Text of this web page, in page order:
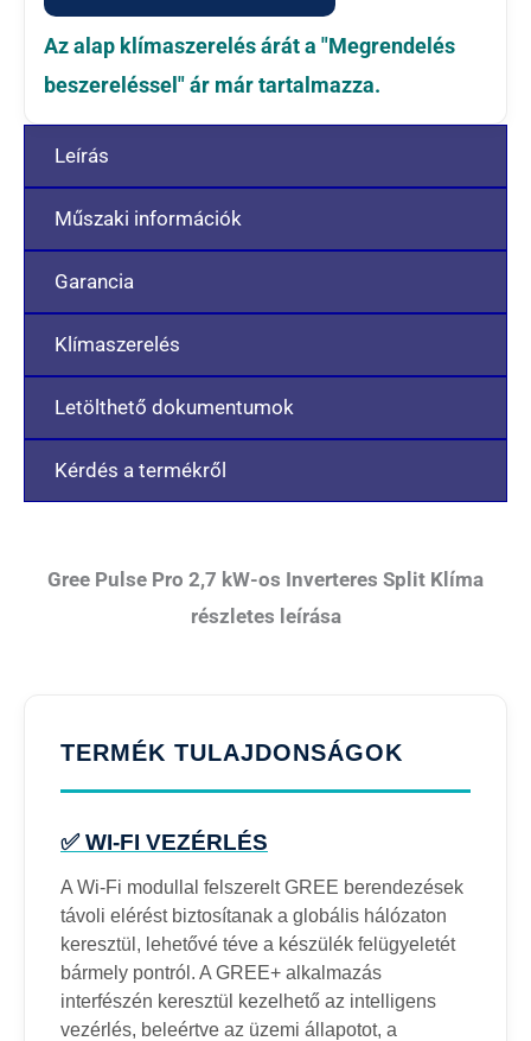
Az alap klímaszerelés árát a "Megrendelés
beszereléssel" ár már tartalmazza.
Leírás
Műszaki információk
Garancia
Klímaszerelés
Letölthető dokumentumok
Kérdés a termékről
Gree Pulse Pro 2,7 kW-os Inverteres Split Klíma
részletes leírása
TERMÉK TULAJDONSÁGOK
✅ WI-FI VEZÉRLÉS
A Wi-Fi modullal felszerelt GREE berendezések
távoli elérést biztosítanak a globális hálózaton
keresztül, lehetővé téve a készülék felügyeletét
bármely pontról. A GREE+ alkalmazás
interfészén keresztül kezelhető az intelligens
vezérlés, beleértve az üzemi állapotot, a